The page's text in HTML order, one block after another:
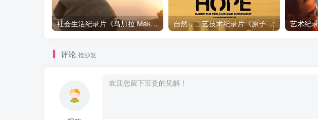
社会生活纪录片《马加拉 Makala》下载 自然，工艺技术纪录片《原子能的希望 Atomic Hope – Inside the Pro-Nuclear Movement》下载
评论 抢沙发